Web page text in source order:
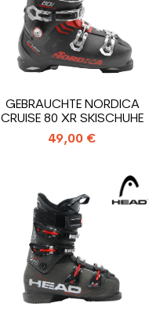
GEBRAUCHTE NORDICA
CRUISE 80 XR SKISCHUHE
49,00 €